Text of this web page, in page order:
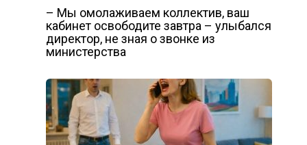
– Мы омолаживаем коллектив, ваш
кабинет освободите завтра – улыбался
директор, не зная о звонке из
министерства